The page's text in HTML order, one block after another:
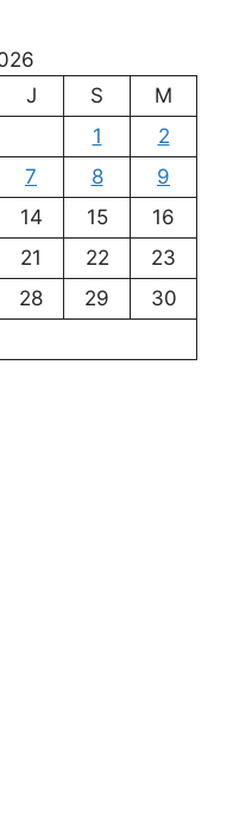
J S
M
1
2
7 8
9
14 15
16
21 22
23
28 29
30